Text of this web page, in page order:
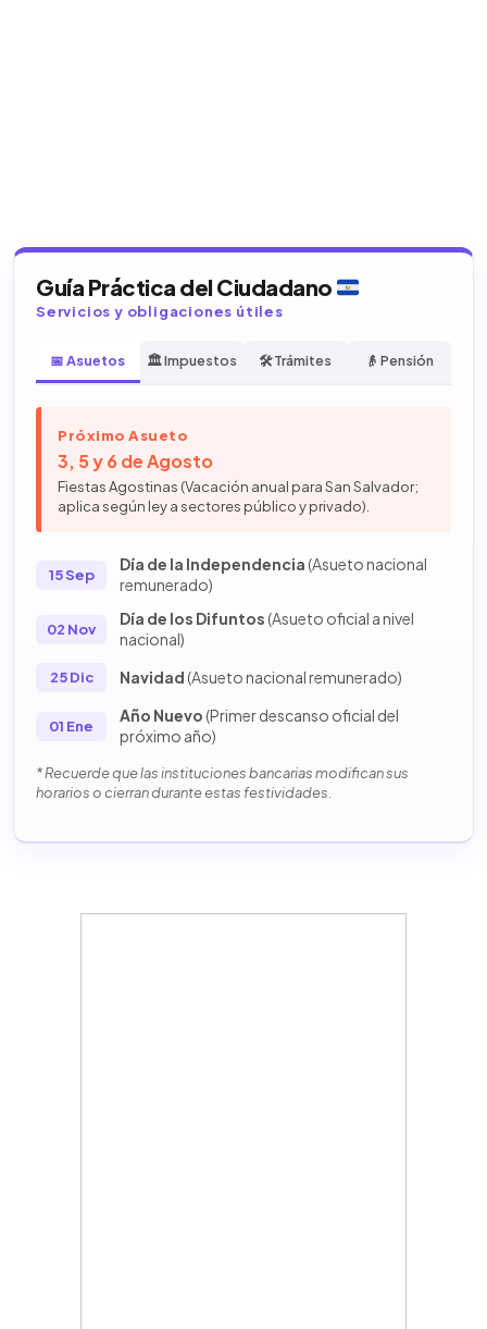
Guía Práctica del Ciudadano
Servicios y obligaciones útiles
📅 Asuetos 🏛️ Impuestos 🛠️ Trámites 👴 Pensión
Próximo Asueto
3, 5 y 6 de Agosto
Fiestas Agostinas (Vacación anual para San Salvador;
aplica según ley a sectores público y privado).
15 Sep
Día de la Independencia(Asueto nacional
remunerado)
02 Nov
Día de los Difuntos(Asueto oficial a nivel
nacional)
25 Dic Navidad(Asueto nacional remunerado)
01 Ene
Año Nuevo(Primer descanso oficial del
próximo año)
* Recuerde que las instituciones bancarias modifican sus
horarios o cierran durante estas festividades.